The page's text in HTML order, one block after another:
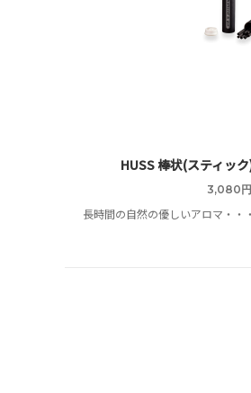
HUSS 棒状(スティッ
3,080
長時間の自然の優しいアロマ・・・